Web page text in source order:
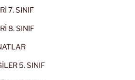
7. SINIF
8. SINIF
5. SINIF